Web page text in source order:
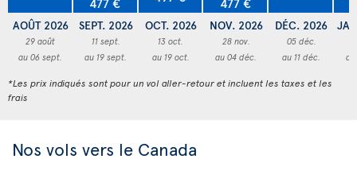
AOÛT 2026
29 août
au 06 sept.
SEPT. 2026
11 sept.
au 19 sept.
OCT. 2026
13 oct.
au 19 oct.
NOV. 2026
28 nov.
au 04 déc.
DÉC. 2026
05 déc.
au 11 déc.
*Les prix indiqués sont pour un vol aller-retour et incluent les taxes et les
frais
Nos vols vers le Canada